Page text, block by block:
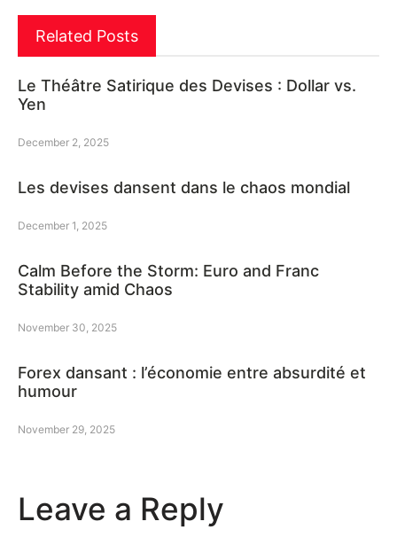
Related Posts
Le Théâtre Satirique des Devises : Dollar vs.
Yen
December 2, 2025
Les devises dansent dans le chaos mondial
December 1, 2025
Calm Before the Storm: Euro and Franc
Stability amid Chaos
November 30, 2025
Forex dansant : l’économie entre absurdité et
humour
November 29, 2025
Leave a Reply